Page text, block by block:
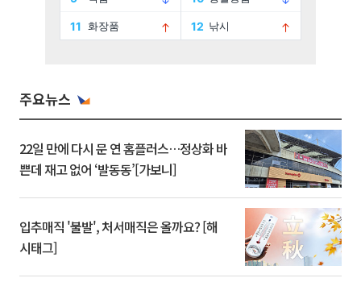
주요뉴스
22일 만에 다시 문 연 홈플러스…정상화 바
쁜데 재고 없어 ‘발동동’[가보니]
입추매직 '불발', 처서매직은 올까요? [해
시태그]